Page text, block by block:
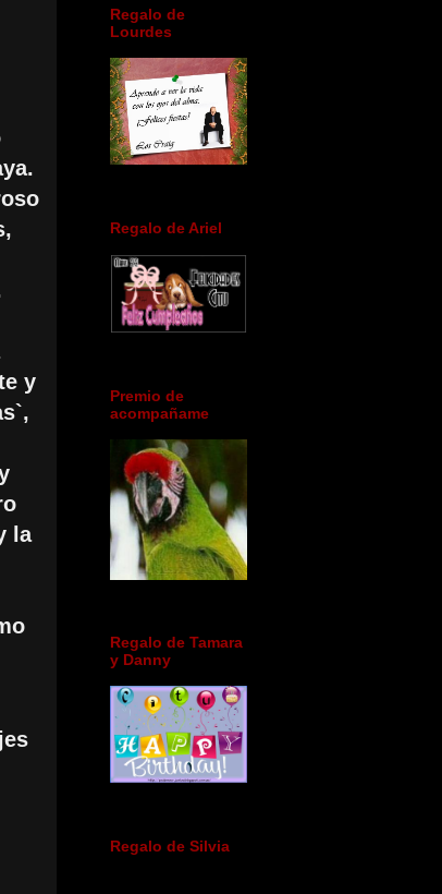
y
la
Regalo de
Lourdes
Regalo de Ariel
Premio de
acompañame
Regalo de Tamara
y Danny
Regalo de Silvia